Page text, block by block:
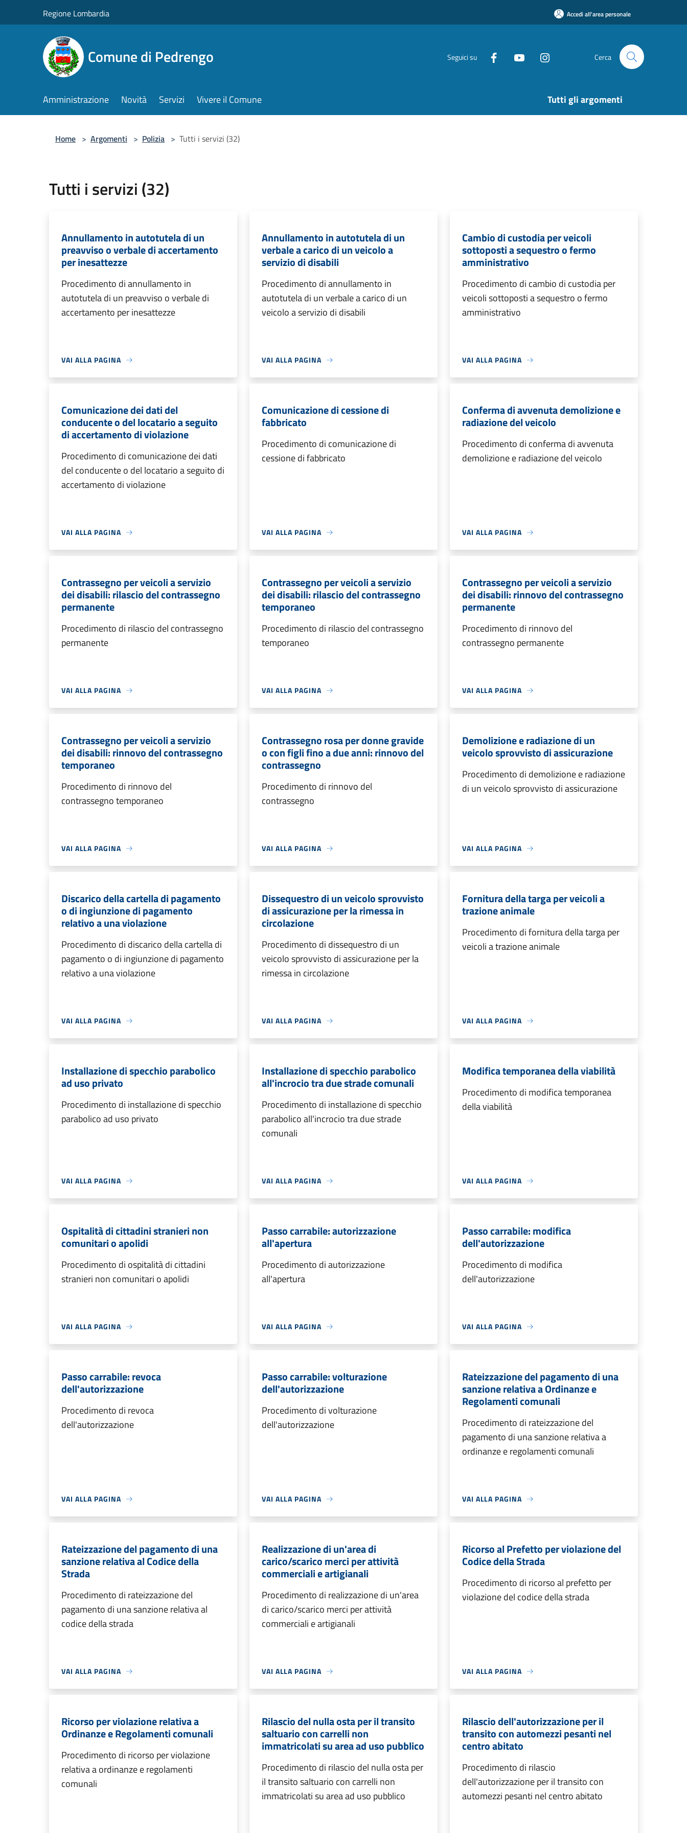
Regione Lombardia Accedi all'area personale
Comune di Pedrengo Seguici su Cerca
Amministrazione Novità Servizi Vivere il Comune Tutti gli argomenti
Home > Argomenti > Polizia > Tutti i servizi (32)
Tutti i servizi (32)
Annullamento in autotutela di un
preavviso o verbale di accertamento
per inesattezze
Procedimento di annullamento in
autotutela di un preavviso o verbale di
accertamento per inesattezze
VAI ALLA PAGINA
Annullamento in autotutela di un
verbale a carico di un veicolo a
servizio di disabili
Procedimento di annullamento in
autotutela di un verbale a carico di un
veicolo a servizio di disabili
VAI ALLA PAGINA
Cambio di custodia per veicoli
sottoposti a sequestro o fermo
amministrativo
Procedimento di cambio di custodia per
veicoli sottoposti a sequestro o fermo
amministrativo
VAI ALLA PAGINA
Comunicazione dei dati del
conducente o del locatario a seguito
di accertamento di violazione
Procedimento di comunicazione dei dati
del conducente o del locatario a seguito di
accertamento di violazione
VAI ALLA PAGINA
Comunicazione di cessione di
fabbricato
Procedimento di comunicazione di
cessione di fabbricato
VAI ALLA PAGINA
Conferma di avvenuta demolizione e
radiazione del veicolo
Procedimento di conferma di avvenuta
demolizione e radiazione del veicolo
VAI ALLA PAGINA
Contrassegno per veicoli a servizio
dei disabili: rilascio del contrassegno
permanente
Procedimento di rilascio del contrassegno
permanente
VAI ALLA PAGINA
Contrassegno per veicoli a servizio
dei disabili: rilascio del contrassegno
temporaneo
Procedimento di rilascio del contrassegno
temporaneo
VAI ALLA PAGINA
Contrassegno per veicoli a servizio
dei disabili: rinnovo del contrassegno
permanente
Procedimento di rinnovo del
contrassegno permanente
VAI ALLA PAGINA
Contrassegno per veicoli a servizio
dei disabili: rinnovo del contrassegno
temporaneo
Procedimento di rinnovo del
contrassegno temporaneo
VAI ALLA PAGINA
Contrassegno rosa per donne gravide
o con figli fino a due anni: rinnovo del
contrassegno
Procedimento di rinnovo del
contrassegno
VAI ALLA PAGINA
Demolizione e radiazione di un
veicolo sprovvisto di assicurazione
Procedimento di demolizione e radiazione
di un veicolo sprovvisto di assicurazione
VAI ALLA PAGINA
Discarico della cartella di pagamento
o di ingiunzione di pagamento
relativo a una violazione
Procedimento di discarico della cartella di
pagamento o di ingiunzione di pagamento
relativo a una violazione
VAI ALLA PAGINA
Dissequestro di un veicolo sprovvisto
di assicurazione per la rimessa in
circolazione
Procedimento di dissequestro di un
veicolo sprovvisto di assicurazione per la
rimessa in circolazione
VAI ALLA PAGINA
Fornitura della targa per veicoli a
trazione animale
Procedimento di fornitura della targa per
veicoli a trazione animale
VAI ALLA PAGINA
Installazione di specchio parabolico
ad uso privato
Procedimento di installazione di specchio
parabolico ad uso privato
VAI ALLA PAGINA
Installazione di specchio parabolico
all'incrocio tra due strade comunali
Procedimento di installazione di specchio
parabolico all'incrocio tra due strade
comunali
VAI ALLA PAGINA
Modifica temporanea della viabilità
Procedimento di modifica temporanea
della viabilità
VAI ALLA PAGINA
Ospitalità di cittadini stranieri non
comunitari o apolidi
Procedimento di ospitalità di cittadini
stranieri non comunitari o apolidi
VAI ALLA PAGINA
Passo carrabile: autorizzazione
all'apertura
Procedimento di autorizzazione
all'apertura
VAI ALLA PAGINA
Passo carrabile: modifica
dell'autorizzazione
Procedimento di modifica
dell'autorizzazione
VAI ALLA PAGINA
Passo carrabile: revoca
dell'autorizzazione
Procedimento di revoca
dell'autorizzazione
VAI ALLA PAGINA
Passo carrabile: volturazione
dell'autorizzazione
Procedimento di volturazione
dell'autorizzazione
VAI ALLA PAGINA
Rateizzazione del pagamento di una
sanzione relativa a Ordinanze e
Regolamenti comunali
Procedimento di rateizzazione del
pagamento di una sanzione relativa a
ordinanze e regolamenti comunali
VAI ALLA PAGINA
Rateizzazione del pagamento di una
sanzione relativa al Codice della
Strada
Procedimento di rateizzazione del
pagamento di una sanzione relativa al
codice della strada
VAI ALLA PAGINA
Realizzazione di un'area di
carico/scarico merci per attività
commerciali e artigianali
Procedimento di realizzazione di un'area
di carico/scarico merci per attività
commerciali e artigianali
VAI ALLA PAGINA
Ricorso al Prefetto per violazione del
Codice della Strada
Procedimento di ricorso al prefetto per
violazione del codice della strada
VAI ALLA PAGINA
Ricorso per violazione relativa a
Ordinanze e Regolamenti comunali
Procedimento di ricorso per violazione
relativa a ordinanze e regolamenti
comunali
Rilascio del nulla osta per il transito
saltuario con carrelli non
immatricolati su area ad uso pubblico
Procedimento di rilascio del nulla osta per
il transito saltuario con carrelli non
immatricolati su area ad uso pubblico
Rilascio dell'autorizzazione per il
transito con automezzi pesanti nel
centro abitato
Procedimento di rilascio
dell'autorizzazione per il transito con
automezzi pesanti nel centro abitato